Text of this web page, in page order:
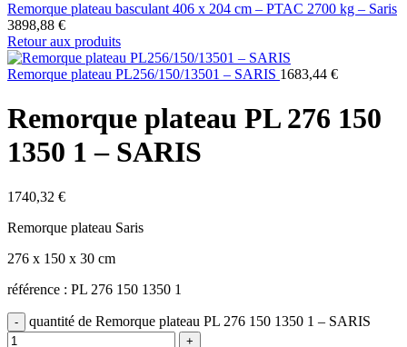
Remorque plateau basculant 406 x 204 cm – PTAC 2700 kg – Saris
3898,88 €
Retour aux produits
Remorque plateau PL256/150/13501 – SARIS 1683,44 €
Remorque plateau PL 276 150
1350 1 – SARIS
1740,32 €
Remorque plateau Saris
276 x 150 x 30 cm
référence : PL 276 150 1350 1
quantité de Remorque plateau PL 276 150 1350 1 – SARIS